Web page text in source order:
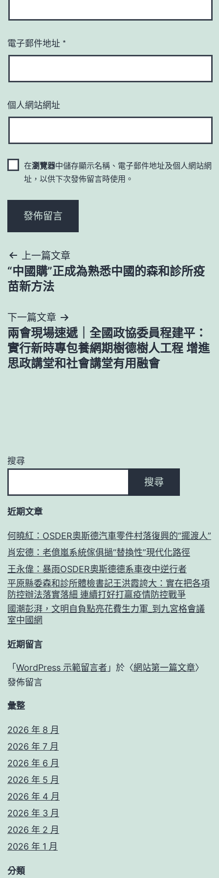
電子郵件地址 *
個人網站網址
在瀏覽器中儲存顯示名稱、電子郵件地址及個人網站網
址，以供下次發佈留言時使用。
文
章
覽
上一篇文章
“中國購”正成為熟悉中國的森和診所疫
苗新方法
下一篇文章
兩會現場速遞｜全國政協委員程建平：
實行新時專包養網期樹德樹人工程 增進
思政講堂和社會講堂有用融會
搜尋
搜尋
近期文章
何曉紅：OSDER奧斯德汽車零件村落復興的“擺渡人”
肖宏德：老億嵐系統傢俱撾“替換性”現代化路徑
王永偉：暴雨OSDER奧斯德德系車夜中逆行者
平原縣委森和診所體檢書記王洪霞誇大：實在把各項
防控辦法落實落細 連續打好打贏疫情防控戰爭
國潮彭湃，文明自負點亮花費生力軍_到九宮格會議
室中國網
近期留言
「 WordPress 示範留言者 」於〈網站第一篇文章〉
發佈留言
彙整
2026 年 8 月
2026 年 7 月
2026 年 6 月
2026 年 5 月
2026 年 4 月
2026 年 3 月
2026 年 2 月
2026 年 1 月
分類